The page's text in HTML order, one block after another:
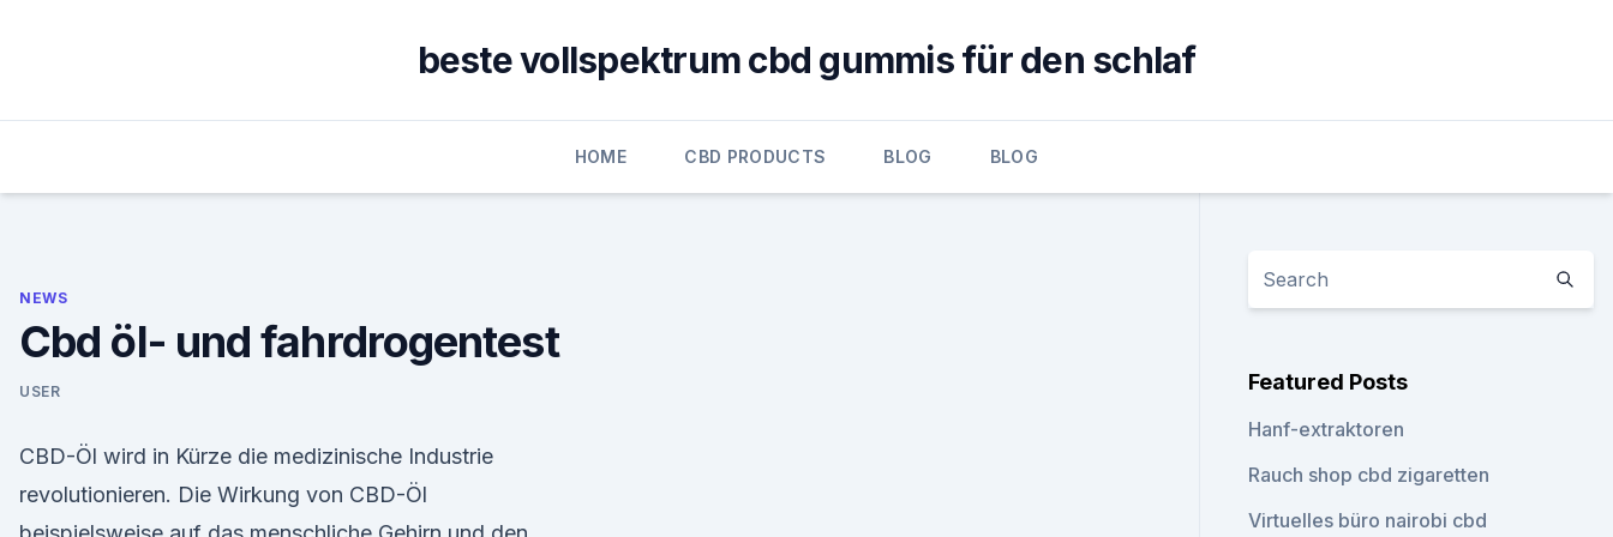
beste vollspektrum cbd gummis für den schlaf
HOME CBD PRODUCTS BLOG BLOG
NEWS
Cbd öl- und fahrdrogentest
USER
CBD-Öl wird in Kürze die medizinische Industrie
revolutionieren. Die Wirkung von CBD-Öl
Featured Posts
Hanf-extraktoren
Rauch shop cbd zigaretten
Virtuelles büro nairobi cbd